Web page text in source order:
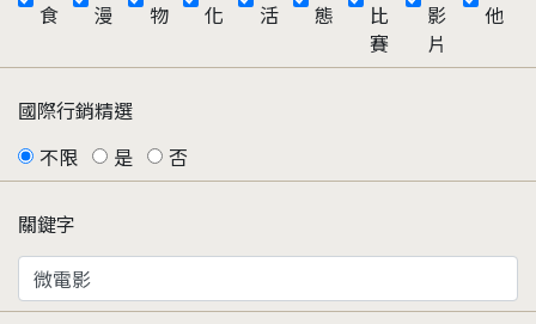
食
漫
物
化
活
態
比
賽
影
片
他
國際行銷精選
不限
是 否
關鍵字